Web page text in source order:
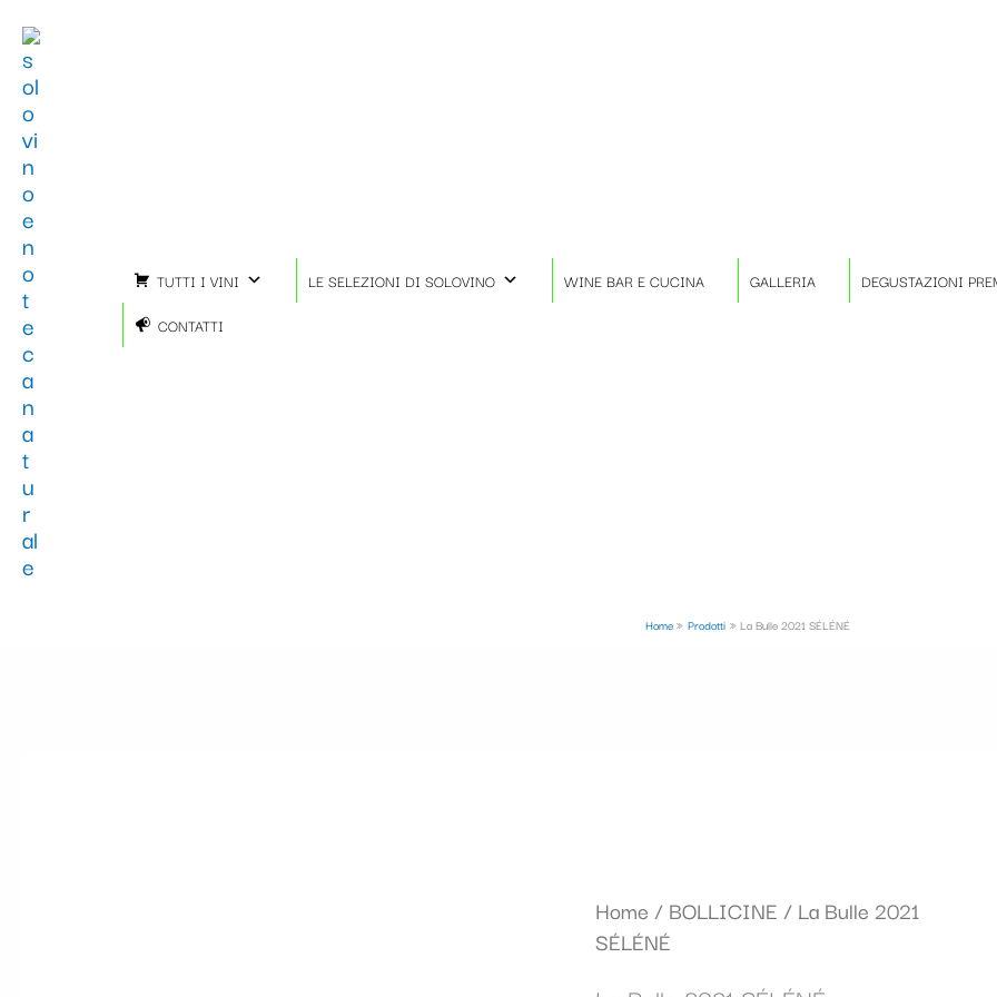
contenuto
TUTTI I VINI LE SELEZIONI DI SOLOVINO WINE BAR E CUCINA GALLERIA DEGUSTAZIONI
CONTATTI
Home Prodotti La Bulle 2021 SÉLÉNÉ
Home / BOLLICINE / La Bulle 2021
SÉLÉNÉ
fiscale:
Carrello: